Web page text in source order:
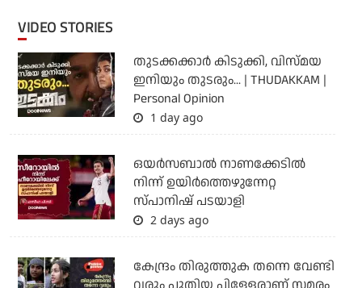
VIDEO STORIES
തുടക്കക്കാര്‍ കിടുക്കി, വിസ്മയ
ഇനിയും തുടരും... | THUDAKKAM |
Personal Opinion
1 day ago
ഒയര്‍സബാൽ നാണക്കേടിൽ
നിന്ന് ഉയിർത്തെഴുന്നേറ്റ
സ്പാനിഷ് പടയാളി
2 days ago
കേന്ദ്രം തിരുത്തുക തന്നെ വേണ്ടി